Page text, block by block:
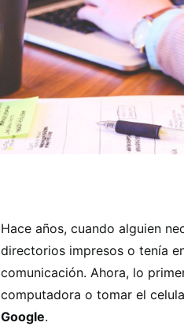
Hace años, cuando alguien
directorios impresos o tenía
comunicación. Ahora, lo
computadora o tomar el
Google.